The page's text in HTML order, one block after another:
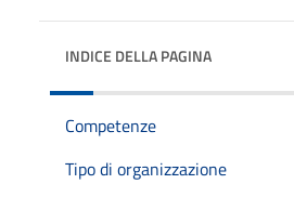
INDICE DELLA PAGINA
Competenze
Tipo di organizzazione